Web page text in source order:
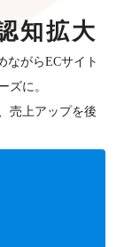
知拡大
ながらECサイト
ズに。
売上アップを後